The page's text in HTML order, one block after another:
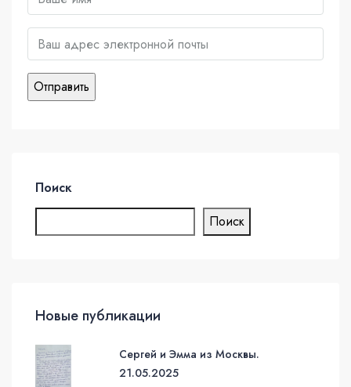
Поиск
Поиск
Новые публикации
Сергей и Эмма из Москвы.
21.05.2025